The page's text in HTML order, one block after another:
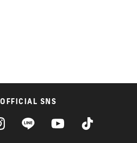
OFFICIAL SNS